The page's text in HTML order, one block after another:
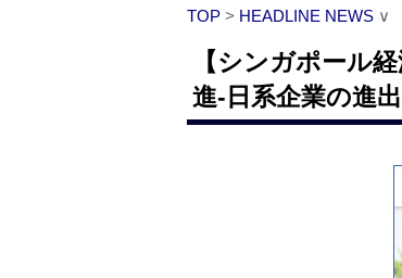
TOP > HEADLINE NEWS ∨
【シンガポール
進‐日系企業の進